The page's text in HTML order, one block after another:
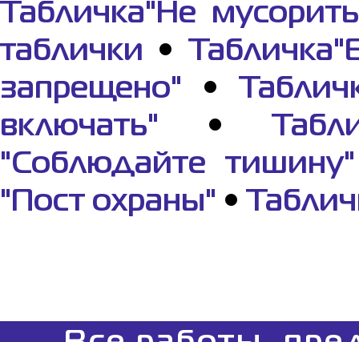
Табличка"Не
таблички •
запрещено" •
включать" •
"Соблюдайте тишину"
"Пост охраны" •